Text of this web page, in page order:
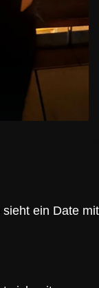
ein Date mit